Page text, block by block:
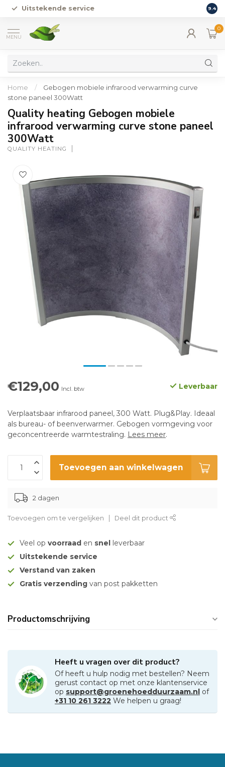
Uitstekende service 9.4
MENU
0
Home /
Gebogen mobiele infrarood verwarming curve
stone paneel 300Watt
Quality heating Gebogen mobiele
infrarood verwarming curve stone paneel
300Watt
QUALITY HEATING
€129,00 Incl. btw Leverbaar
Verplaatsbaar infrarood paneel, 300 Watt. Plug&Play. Ideaal
als bureau- of beenverwarmer. Gebogen vormgeving voor
geconcentreerde warmtestraling. Lees meer.
Toevoegen aan winkelwagen
2 dagen
Toevoegen om te vergelijken Deel dit product
Veel op voorraad en snel leverbaar
Uitstekende service
Verstand van zaken
Gratis verzending van post pakketten
Productomschrijving
Heeft u vragen over dit product?
Of heeft u hulp nodig met bestellen? Neem
gerust contact op met onze klantenservice
op support@groenehoedduurzaam.nl of
+31 10 261 3222 We helpen u graag!